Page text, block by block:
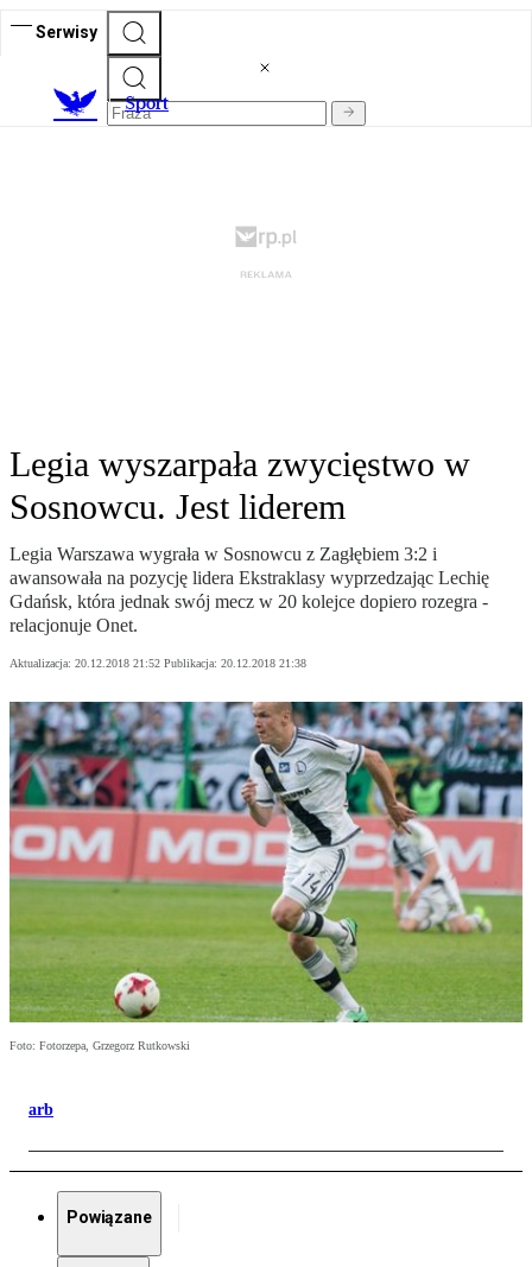
Serwisy
Sport
Legia wyszarpała zwycięstwo w
Sosnowcu. Jest liderem
Legia Warszawa wygrała w Sosnowcu z Zagłębiem 3:2 i
awansowała na pozycję lidera Ekstraklasy wyprzedzając Lechię
Gdańsk, która jednak swój mecz w 20 kolejce dopiero rozegra -
relacjonuje Onet.
Aktualizacja: 20.12.2018 21:52 Publikacja: 20.12.2018 21:38
Foto: Fotorzepa, Grzegorz Rutkowski
arb
Powiązane